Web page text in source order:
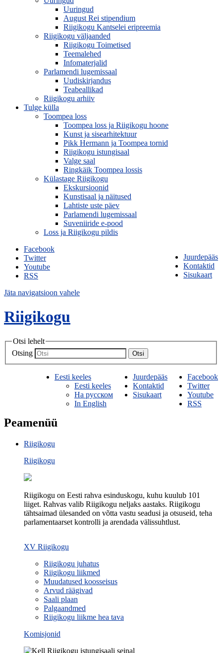
Uuringud
August Rei stipendium
Riigikogu Kantselei eripreemia
Riigikogu väljaanded
Riigikogu Toimetised
Teemalehed
Infomaterjalid
Parlamendi lugemissaal
Uudiskirjandus
Teabeallikad
Riigikogu arhiiv
Tulge külla
Toompea loss
Toompea loss ja Riigikogu hoone
Kunst ja sisearhitektuur
Pikk Hermann ja Toompea tornid
Riigikogu istungisaal
Valge saal
Ringkäik Toompea lossis
Külastage Riigikogu
Ekskursioonid
Kunstisaal ja näitused
Lahtiste uste päev
Parlamendi lugemissaal
Suveniiride e-pood
Loss ja Riigikogu pildis
Juurdepääs
Kontaktid
Sisukaart
Facebook
Twitter
Youtube
RSS
Jäta navigatsioon vahele
Riigikogu
Otsi lehelt
Otsing
Otsi
Facebook
Twitter
Youtube
RSS
Juurdepääs
Kontaktid
Sisukaart
Eesti keeles
Eesti keeles
На русском
In English
Peamenüü
Riigikogu
Riigikogu
Riigikogu on Eesti rahva esinduskogu, kuhu kuulub 101
liiget. Rahvas valib Riigikogu neljaks aastaks. Riigikogu
tähtsaimad ülesanded on võtta vastu seadusi ja otsuseid, teha
parlamentaarset kontrolli ja arendada välissuhtlust.
XV Riigikogu
Riigikogu juhatus
Riigikogu liikmed
Muudatused koosseisus
Arvud räägivad
Saali plaan
Palgaandmed
Riigikogu liikme hea tava
Komisjonid